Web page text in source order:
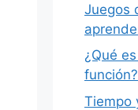
Juegos
¿Qué
función?
Tiempo